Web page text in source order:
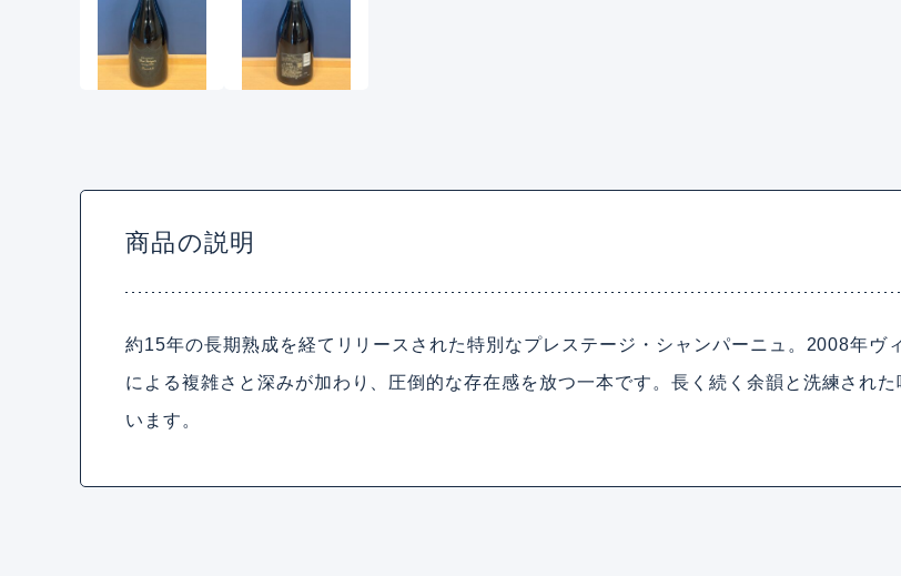
商品の説明
約15年の長期熟成を経てリリースされた特別なプレステージ・シャンパーニュ。2008年ヴ
による複雑さと深みが加わり、圧倒的な存在感を放つ一本です。長く続く余韻と洗練され
います。